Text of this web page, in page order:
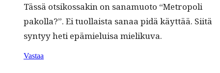
Tässä otsikos­sakin on sana­muo­to “Metropoli
pakol­la?”. Ei tuol­laista sanaa pidä käyt­tää. Siitä
syn­tyy heti epämieluisa mielikuva.
Vastaa